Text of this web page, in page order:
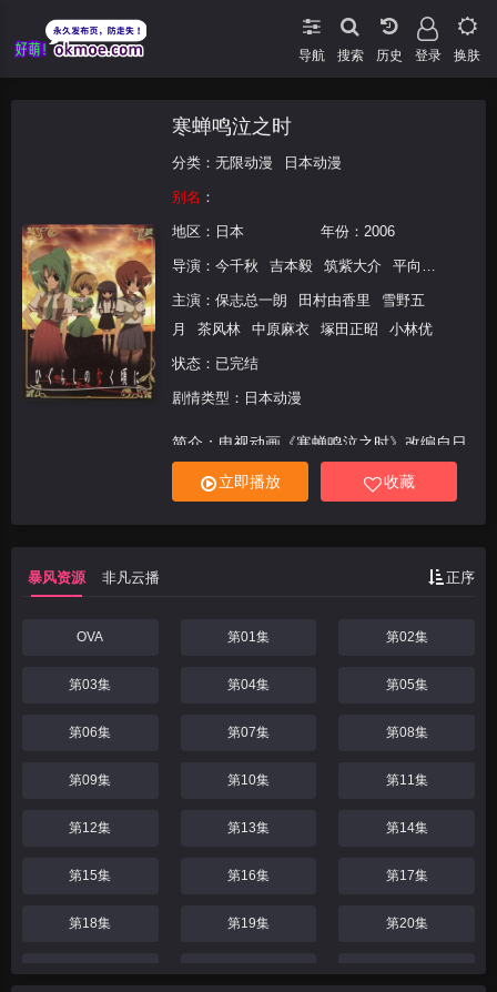
导航 搜索 登录 换肤
寒蝉鸣泣之时
分类： 无限动漫 日本动漫
别名 ：
地区： 日本 年份： 2006
导演： 今千秋 吉本毅 筑紫大介 平向智子
主演： 保志总一朗 田村由香里
雪野五
月
茶风林 中原麻衣 塚田正昭 小林优
状态：已完结
剧情类型：日本动漫
简介：电视动画《寒蝉鸣泣之时》改编自日
本同人社团07th Expansion所制作的同名同
人游戏，也是该系列动画的第1期，共26
话。内容改编自原作《出题篇》的《鬼隐
立即播放 收藏
暴风资源 非凡云播 正序
OVA 第01集 第02集
第03集 第04集 第05集
第06集 第07集 第08集
第09集 第10集 第11集
第12集 第13集 第14集
第15集 第16集 第17集
第18集 第19集 第20集
第21集 第22集 第23集